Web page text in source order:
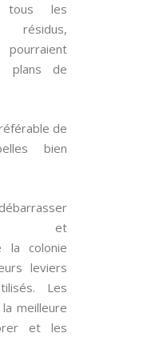
tous les
pourraient
plans de
de
bien
et
la colonie
leviers
Les
meilleure
et les